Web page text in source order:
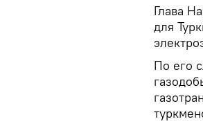
Глава
для
По его